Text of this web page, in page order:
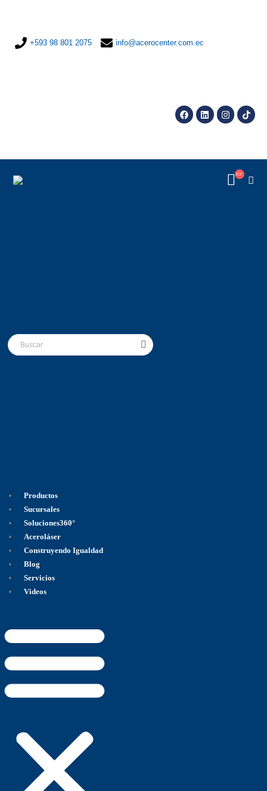
+593 98 801 2075 info@acerocenter.com.ec
Productos
Sucursales
Soluciones360°
Aceroláser
Construyendo Igualdad
Blog
Servicios
Videos